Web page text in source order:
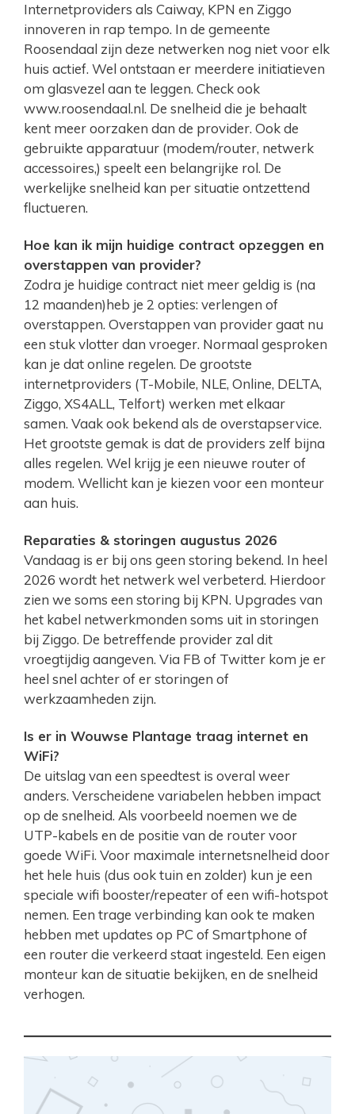
Internetproviders als Caiway, KPN en Ziggo
innoveren in rap tempo. In de gemeente
Roosendaal zijn deze netwerken nog niet voor elk
huis actief. Wel ontstaan er meerdere initiatieven
om glasvezel aan te leggen. Check ook
www.roosendaal.nl. De snelheid die je behaalt
kent meer oorzaken dan de provider. Ook de
gebruikte apparatuur (modem/router, netwerk
accessoires,) speelt een belangrijke rol. De
werkelijke snelheid kan per situatie ontzettend
fluctueren.
Hoe kan ik mijn huidige contract opzeggen en
overstappen van provider?
Zodra je huidige contract niet meer geldig is (na
12 maanden)heb je 2 opties: verlengen of
overstappen. Overstappen van provider gaat nu
een stuk vlotter dan vroeger. Normaal gesproken
kan je dat online regelen. De grootste
internetproviders (T-Mobile, NLE, Online, DELTA,
Ziggo, XS4ALL, Telfort) werken met elkaar
samen. Vaak ook bekend als de overstapservice.
Het grootste gemak is dat de providers zelf bijna
alles regelen. Wel krijg je een nieuwe router of
modem. Wellicht kan je kiezen voor een monteur
aan huis.
Reparaties & storingen augustus 2026
Vandaag is er bij ons geen storing bekend. In heel
2026 wordt het netwerk wel verbeterd. Hierdoor
zien we soms een storing bij KPN. Upgrades van
het kabel netwerkmonden soms uit in storingen
bij Ziggo. De betreffende provider zal dit
vroegtijdig aangeven. Via FB of Twitter kom je er
heel snel achter of er storingen of
werkzaamheden zijn.
Is er in Wouwse Plantage traag internet en
WiFi?
De uitslag van een speedtest is overal weer
anders. Verscheidene variabelen hebben impact
op de snelheid. Als voorbeeld noemen we de
UTP-kabels en de positie van de router voor
goede WiFi. Voor maximale internetsnelheid door
het hele huis (dus ook tuin en zolder) kun je een
speciale wifi booster/repeater of een wifi-hotspot
nemen. Een trage verbinding kan ook te maken
hebben met updates op PC of Smartphone of
een router die verkeerd staat ingesteld. Een eigen
monteur kan de situatie bekijken, en de snelheid
verhogen.